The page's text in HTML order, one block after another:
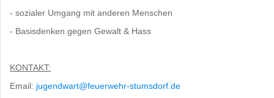
- sozialer Umgang mit anderen Menschen
- Basisdenken gegen Gewalt & Hass
KONTAKT:
Email: jugendwart@feuerwehr-stumsdorf.de